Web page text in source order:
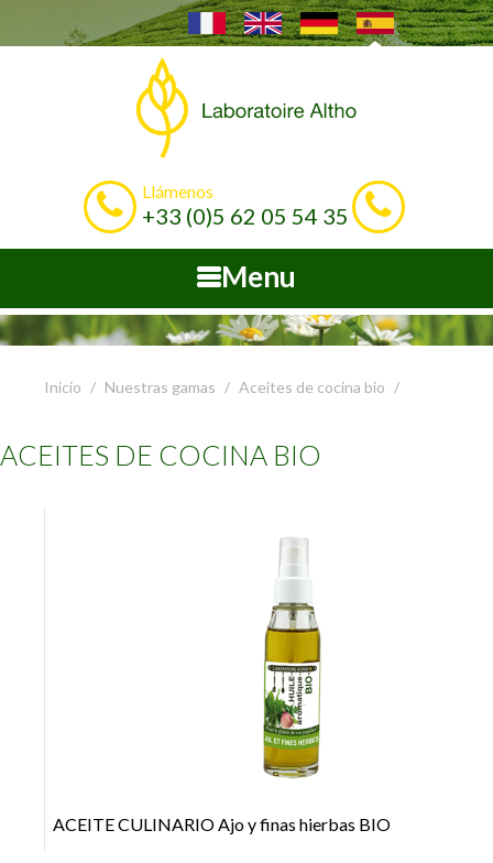
Llámenos
+33 (0)5 62 05 54 35
Menu
Inicio Nuestras gamas Aceites de cocina bio
ACEITES DE COCINA BIO
ACEITE CULINARIO Ajo y finas hierbas BIO
+